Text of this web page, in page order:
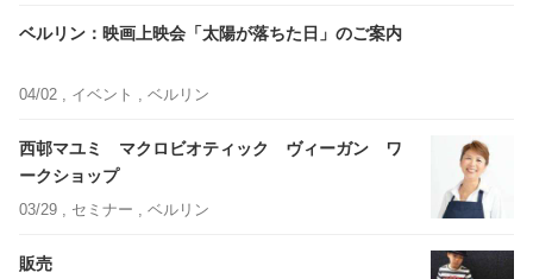
ベルリン：映画上映会「太陽が落ちた日」のご案内
04/02 , イベント , ベルリン
西邨マユミ マクロビオティック ヴィーガン ワ
ークショップ
03/29 , セミナー , ベルリン
販売